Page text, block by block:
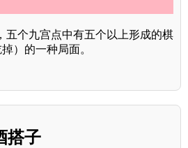
五个九宫点中有五个以上形成的棋
）的一种局面。
搭子